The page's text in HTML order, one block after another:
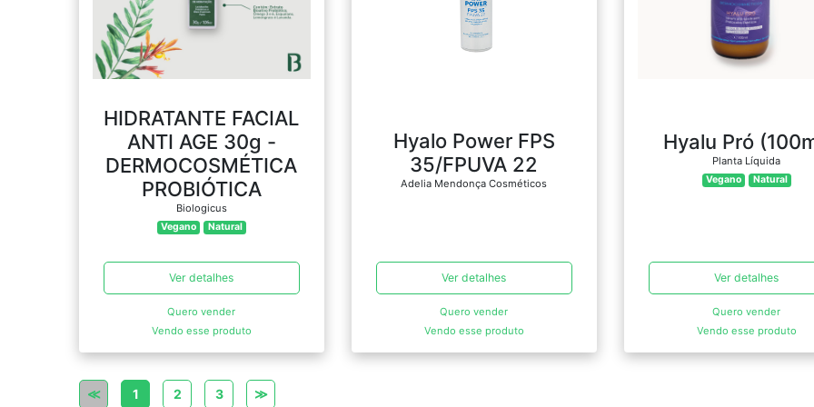
HIDRATANTE FACIAL
ANTI AGE 30g -
DERMOCOSMÉTICA
PROBIÓTICA
Biologicus
Vegano Natural
Ver detalhes
Quero vender
Vendo esse produto
Hyalo Power FPS
35/FPUVA 22
Adelia Mendonça Cosméticos
Ver detalhes
Quero vender
Vendo esse produto
Hyalu Pró
Planta Líquida
Vegano Natural
Ver detalhes
Quero vender
Vendo esse produto
≪ 1 2 3 ≫